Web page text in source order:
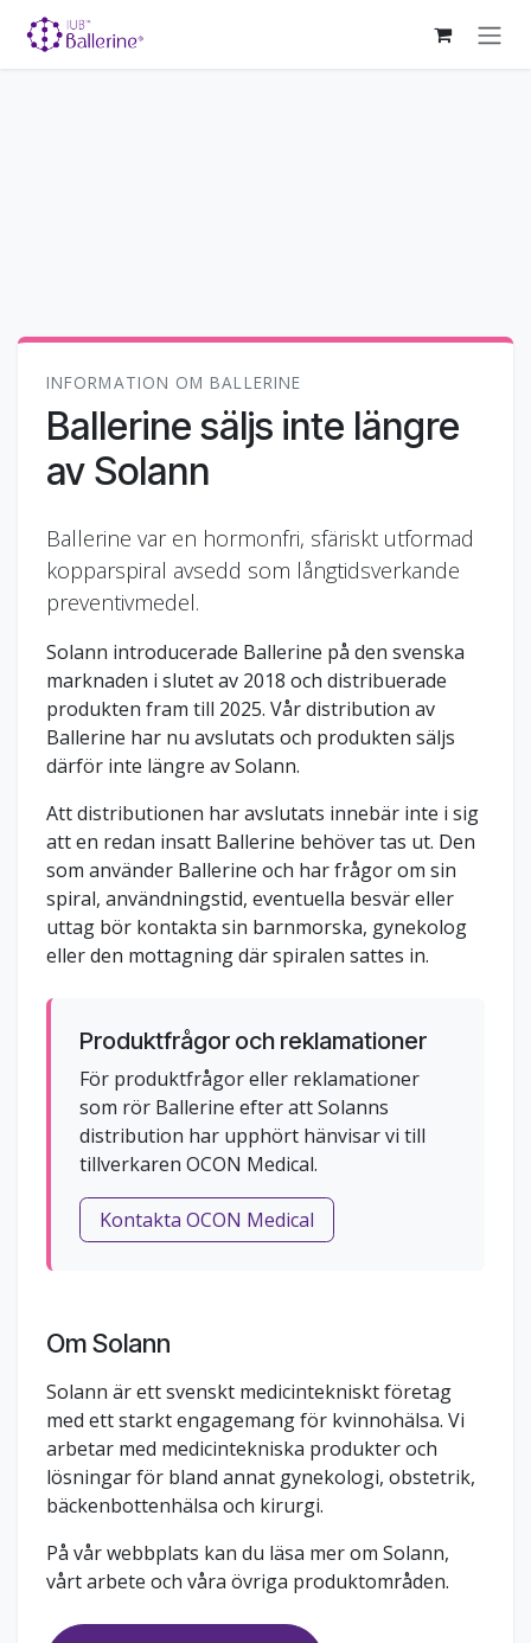
Hoppa till innehåll
INFORMATION OM BALLERINE
Ballerine säljs inte längre
av Solann
Ballerine var en hormonfri, sfäriskt utformad
kopparspiral avsedd som långtidsverkande
preventivmedel.
Solann introducerade Ballerine på den svenska
marknaden i slutet av 2018 och distribuerade
produkten fram till 2025. Vår distribution av
Ballerine har nu avslutats och produkten säljs
därför inte längre av Solann.
Att distributionen har avslutats innebär inte i sig
att en redan insatt Ballerine behöver tas ut. Den
som använder Ballerine och har frågor om sin
spiral, användningstid, eventuella besvär eller
uttag bör kontakta sin barnmorska, gynekolog
eller den mottagning där spiralen sattes in.
Produktfrågor och reklamationer
För produktfrågor eller reklamationer
som rör Ballerine efter att Solanns
distribution har upphört hänvisar vi till
tillverkaren OCON Medical.
Kontakta OCON Medical
Om Solann
Solann är ett svenskt medicintekniskt företag
med ett starkt engagemang för kvinnohälsa. Vi
arbetar med medicintekniska produkter och
lösningar för bland annat gynekologi, obstetrik,
bäckenbottenhälsa och kirurgi.
På vår webbplats kan du läsa mer om Solann,
vårt arbete och våra övriga produktområden.